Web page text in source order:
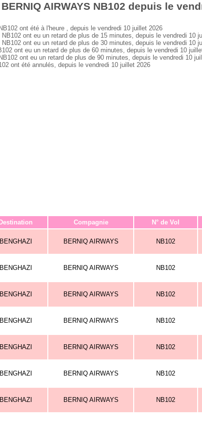
AIRWAYS NB102 depuis le
ont été à l'heure , depuis le vendredi 10 juillet 2026
ont eu un retard de plus de 15 minutes, depuis le vendredi 10
ont eu un retard de plus de 30 minutes, depuis le vendredi 10
ont eu un retard de plus de 60 minutes, depuis le vendredi 10
ont eu un retard de plus de 90 minutes, depuis le vendredi 10
ont été annulés, depuis le vendredi 10 juillet 2026
Destination Compagnie N° de Vol
BENGHAZI BERNIQ AIRWAYS NB102
BENGHAZI BERNIQ AIRWAYS NB102
BENGHAZI BERNIQ AIRWAYS NB102
BENGHAZI BERNIQ AIRWAYS NB102
BENGHAZI BERNIQ AIRWAYS NB102
BENGHAZI BERNIQ AIRWAYS NB102
BENGHAZI BERNIQ AIRWAYS NB102